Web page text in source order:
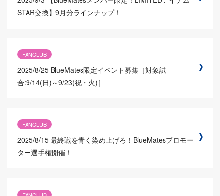
STAR交換】9月分ラインナップ！
FANCLUB
2025/8/25 BlueMates限定イベント募集［対象試
合:9/14(日)～9/23(祝・火)］
FANCLUB
2025/8/15 最終戦を青く染め上げろ！BlueMatesプロモー
ター選手権開催！
FANCLUB